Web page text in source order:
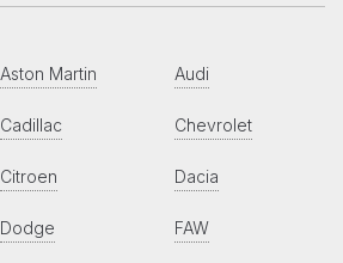
Aston Martin Audi
Cadillac Chevrolet
Citroen Dacia
Dodge FAW